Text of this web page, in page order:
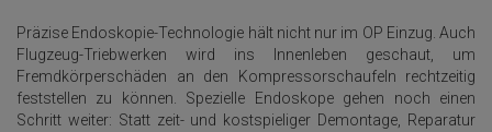
Präzise Endoskopie-Technologie hält nicht nur im OP Einzug. Auch
Flugzeug-Triebwerken wird ins Innenleben geschaut, um
Fremdkörperschäden an den Kompressorschaufeln rechtzeitig
feststellen zu können. Spezielle Endoskope gehen noch einen
Schritt weiter: Statt zeit- und kostspieliger Demontage, Reparatur